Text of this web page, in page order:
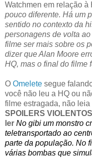
Watchmen em relação
pouco diferente. Há um
sentido no contexto da
personagens de volta
filme ser mais sobre os
dizer que Alan Moore
HQ, mas o final do filme
O Omelete segue
você não leu a HQ ou
filme estragada, não
SPOILERS
ler No gibi um monstro
teletransportado ao
parte da população. No
várias bombas que